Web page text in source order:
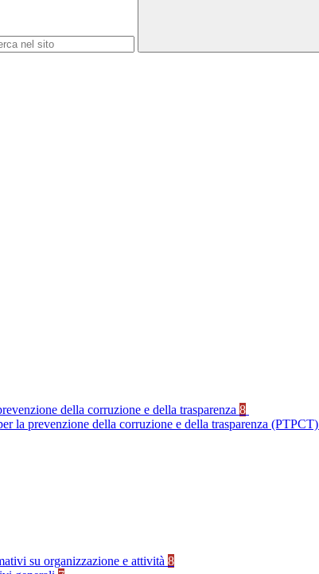
della corruzione e della trasparenza 8
la prevenzione della corruzione e della trasparenza (PTPCT)
su organizzazione e attività 8